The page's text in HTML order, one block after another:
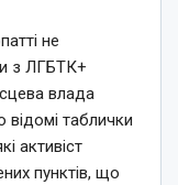
не
з ЛГБТК+
влада
відомі таблички
активіст
пунктів, що